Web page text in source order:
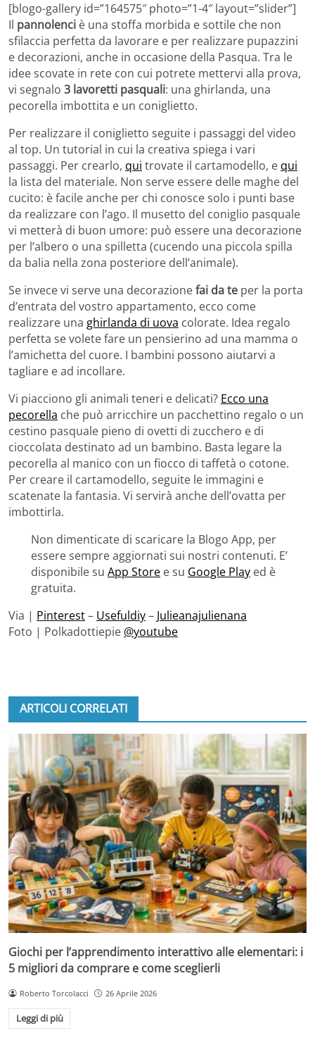
[blogo-gallery id=”164575″ photo=”1-4″ layout=”slider”]
Il pannolenci è una stoffa morbida e sottile che non
sfilaccia perfetta da lavorare e per realizzare pupazzini
e decorazioni, anche in occasione della Pasqua. Tra le
idee scovate in rete con cui potrete mettervi alla prova,
vi segnalo 3 lavoretti pasquali: una ghirlanda, una
pecorella imbottita e un coniglietto.
Per realizzare il coniglietto seguite i passaggi del video
al top. Un tutorial in cui la creativa spiega i vari
passaggi. Per crearlo, qui trovate il cartamodello, e qui
la lista del materiale. Non serve essere delle maghe del
cucito: è facile anche per chi conosce solo i punti base
da realizzare con l’ago. Il musetto del coniglio pasquale
vi metterà di buon umore: può essere una decorazione
per l’albero o una spilletta (cucendo una piccola spilla
da balia nella zona posteriore dell’animale).
Se invece vi serve una decorazionefai da te per la porta
d’entrata del vostro appartamento, ecco come
realizzare una ghirlanda di uova colorate. Idea regalo
perfetta se volete fare un pensierino ad una mamma o
l’amichetta del cuore. I bambini possono aiutarvi a
tagliare e ad incollare.
Vi piacciono gli animali teneri e delicati? Ecco una
pecorella che può arricchire un pacchettino regalo o un
cestino pasquale pieno di ovetti di zucchero e di
cioccolata destinato ad un bambino. Basta legare la
pecorella al manico con un fiocco di taffetà o cotone.
Per creare il cartamodello, seguite le immagini e
scatenate la fantasia. Vi servirà anche dell’ovatta per
imbottirla.
Non dimenticate di scaricare la Blogo App, per
essere sempre aggiornati sui nostri contenuti. E’
disponibile su App Store e su Google Play ed è
gratuita.
Via | Pinterest– Usefuldiy– Julieanajulienana
Foto | Polkadottiepie @youtube
ARTICOLI CORRELATI
Giochi per l’apprendimento interattivo alle elementari: i
5 migliori da comprare e come sceglierli
Roberto Torcolacci 26 Aprile 2026
Leggi di più